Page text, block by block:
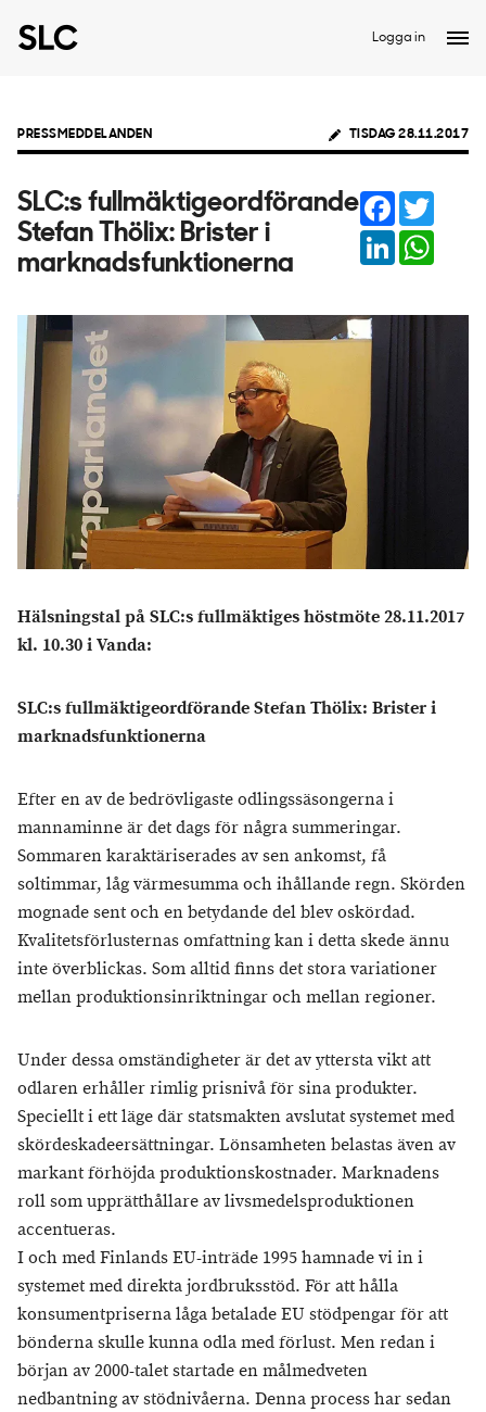
Logga in
PRESSMEDDELANDEN TISDAG 28.11.2017
SLC:s fullmäktigeordförande
Stefan Thölix: Brister i
marknadsfunktionerna
Facebook
LinkedIn
Hälsningstal på SLC:s fullmäktiges höstmöte 28.11.2017
kl. 10.30 i Vanda:
SLC:s fullmäktigeordförande Stefan Thölix: Brister i
marknadsfunktionerna
Efter en av de bedrövligaste odlingssäsongerna i
mannaminne är det dags för några summeringar.
Sommaren karaktäriserades av sen ankomst, få
soltimmar, låg värmesumma och ihållande regn. Skörden
mognade sent och en betydande del blev oskördad.
Kvalitetsförlusternas omfattning kan i detta skede ännu
inte överblickas. Som alltid finns det stora variationer
mellan produktionsinriktningar och mellan regioner.
Under dessa omständigheter är det av yttersta vikt att
odlaren erhåller rimlig prisnivå för sina produkter.
Speciellt i ett läge där statsmakten avslutat systemet med
skördeskadeersättningar. Lönsamheten belastas även av
markant förhöjda produktionskostnader. Marknadens
roll som upprätthållare av livsmedelsproduktionen
accentueras.
I och med Finlands EU-inträde 1995 hamnade vi in i
systemet med direkta jordbruksstöd. För att hålla
konsumentpriserna låga betalade EU stödpengar för att
bönderna skulle kunna odla med förlust. Men redan i
början av 2000-talet startade en målmedveten
nedbantning av stödnivåerna. Denna process har sedan